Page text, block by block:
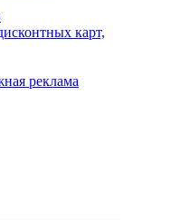
карт,
реклама